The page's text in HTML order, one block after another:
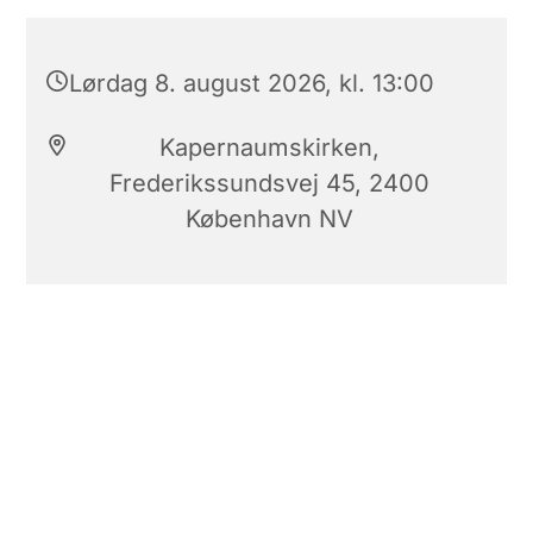
Lørdag 8. august 2026, kl. 13:00
Kapernaumskirken,
Frederikssundsvej 45, 2400
København NV